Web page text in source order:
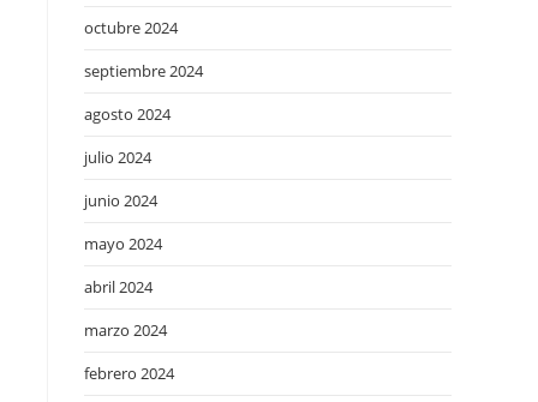
octubre 2024
septiembre 2024
agosto 2024
julio 2024
junio 2024
mayo 2024
abril 2024
marzo 2024
febrero 2024